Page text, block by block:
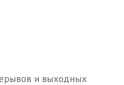
и выходных